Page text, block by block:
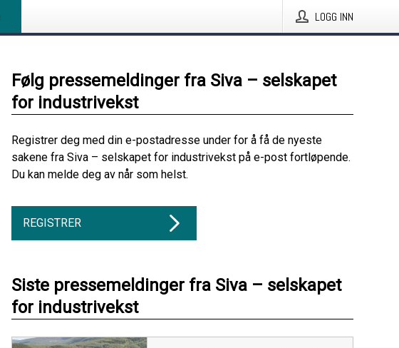
LOGG INN
Følg pressemeldinger fra Siva – selskapet
for industrivekst
Registrer deg med din e-postadresse under for å få de nyeste
sakene fra Siva – selskapet for industrivekst på e-post fortløpende.
Du kan melde deg av når som helst.
REGISTRER
Siste pressemeldinger fra Siva – selskapet
for industrivekst